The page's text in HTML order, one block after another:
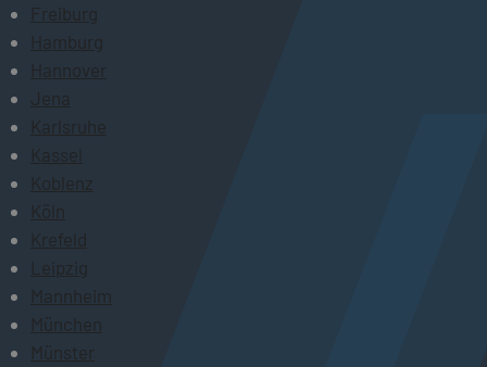
Freiburg
Hamburg
Hannover
Jena
Karlsruhe
Kassel
Koblenz
Köln
Krefeld
Leipzig
Mannheim
München
Münster